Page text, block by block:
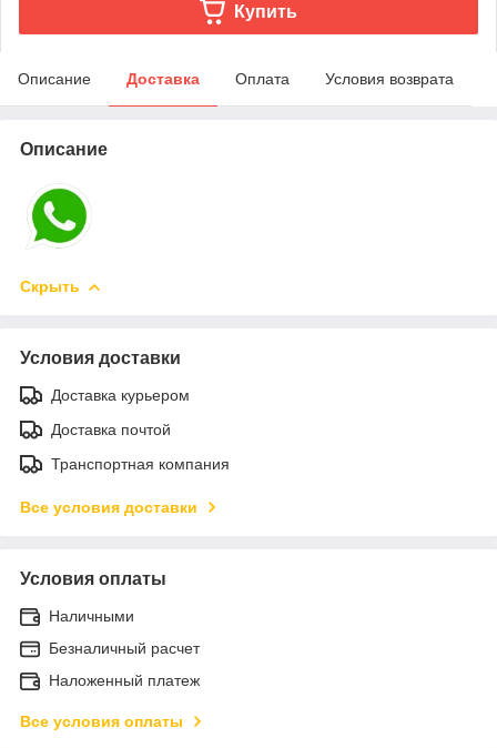
Купить
Описание Доставка Оплата Условия возврата
Описание
Скрыть
Условия доставки
Доставка курьером
Доставка почтой
Транспортная компания
Все условия доставки
Условия оплаты
Наличными
Безналичный расчет
Наложенный платеж
Все условия оплаты